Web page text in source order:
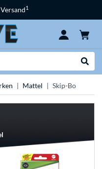
1
Mattel Skip-Bo